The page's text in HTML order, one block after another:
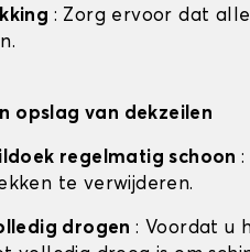
: Zorg ervoor dat
opslag van dekzeilen
regelmatig schoon:
te verwijderen.
drogen: Voordat u